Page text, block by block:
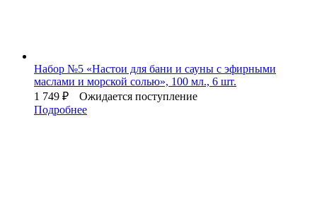
Набор №5 «Настои для бани и сауны с эфирными
маслами и морской солью», 100 мл., 6 шт.
1 749 ₽
Ожидается поступление
Подробнее